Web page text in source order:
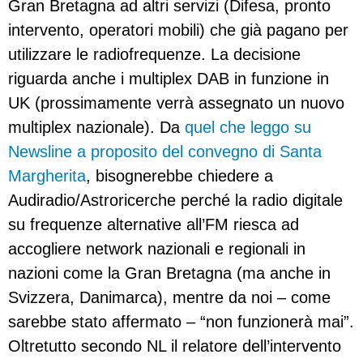
Gran Bretagna ad altri servizi (Difesa, pronto
intervento, operatori mobili) che già pagano per
utilizzare le radiofrequenze. La decisione
riguarda anche i multiplex DAB in funzione in
UK (prossimamente verrà assegnato un nuovo
multiplex nazionale). Da quel che leggo su
Newsline a proposito del convegno di Santa
Margherita, bisognerebbe chiedere a
Audiradio/Astroricerche perché la radio digitale
su frequenze alternative all’FM riesca ad
accogliere network nazionali e regionali in
nazioni come la Gran Bretagna (ma anche in
Svizzera, Danimarca), mentre da noi – come
sarebbe stato affermato – “non funzionerà mai”.
Oltretutto secondo NL il relatore dell’intervento